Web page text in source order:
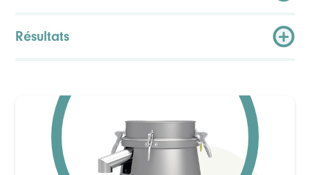
Résultats